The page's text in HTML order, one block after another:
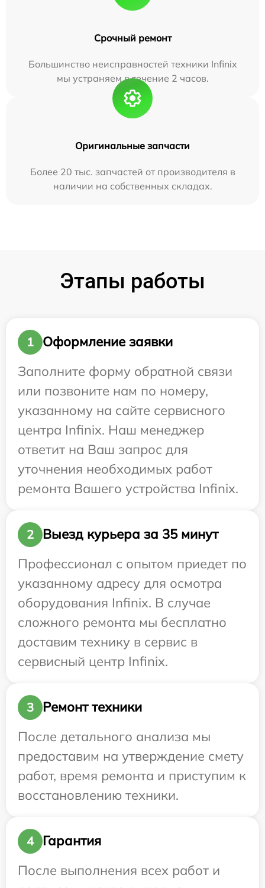
Срочный ремонт
Большинство неисправностей техники Infinix
мы устраняем в течение 2 часов.
Оригинальные запчасти
Более 20 тыс. запчастей от производителя в
наличии на собственных складах.
Этапы работы
1
Оформление заявки
Заполните форму обратной связи
или позвоните нам по номеру,
указанному на сайте сервисного
центра Infinix. Наш менеджер
ответит на Ваш запрос для
уточнения необходимых работ
ремонта Вашего устройства Infinix.
2
Выезд курьера за 35 минут
Профессионал с опытом приедет по
указанному адресу для осмотра
оборудования Infinix. В случае
сложного ремонта мы бесплатно
доставим технику в сервис в
сервисный центр Infinix.
3
Ремонт техники
После детального анализа мы
предоставим на утверждение смету
работ, время ремонта и приступим к
восстановлению техники.
4
Гарантия
После выполнения всех работ и